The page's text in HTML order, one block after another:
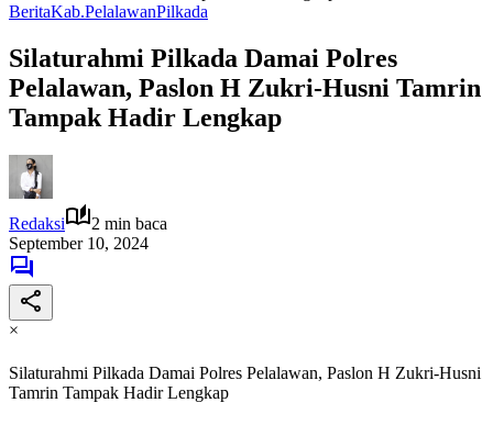
BeritaKab.PelalawanPilkada
Silaturahmi Pilkada Damai Polres
Pelalawan, Paslon H Zukri-Husni Tamrin
Tampak Hadir Lengkap
Redaksi
2 min baca
September 10, 2024
×
Silaturahmi Pilkada Damai Polres Pelalawan, Paslon H Zukri-Husni
Tamrin Tampak Hadir Lengkap